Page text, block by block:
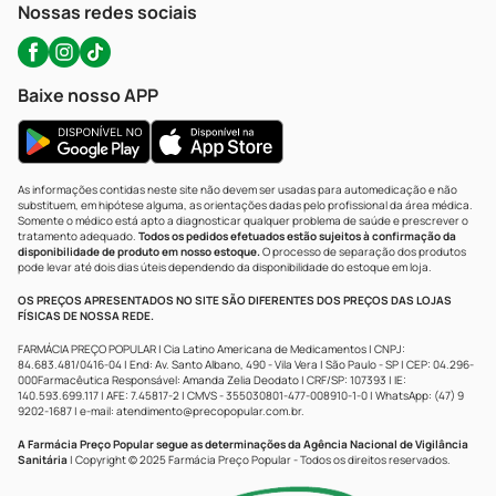
Nossas redes sociais
Baixe nosso APP
As informações contidas neste site não devem ser usadas para automedicação e não
substituem, em hipótese alguma, as orientações dadas pelo profissional da área médica.
Somente o médico está apto a diagnosticar qualquer problema de saúde e prescrever o
tratamento adequado. Todos os pedidos efetuados estão sujeitos à confirmação da
disponibilidade de produto em nosso estoque.O processo de separação dos produtos
pode levar até dois dias úteis dependendo da disponibilidade do estoque em loja.
OS PREÇOS APRESENTADOS NO SITE SÃO DIFERENTES DOS PREÇOS DAS LOJAS
FÍSICAS DE NOSSA REDE.
FARMÁCIA PREÇO POPULAR | Cia Latino Americana de Medicamentos | CNPJ:
84.683.481/0416-04 | End: Av. Santo Albano, 490 - Vila Vera | São Paulo - SP | CEP: 04.296-
000Farmacêutica Responsável: Amanda Zelia Deodato | CRF/SP: 107393 | IE:
140.593.699.117 | AFE: 7.45817-2 | CMVS - 355030801-477-008910-1-0 | WhatsApp: (47) 9
9202-1687 | e-mail: atendimento@precopopular.com.br.
A Farmácia Preço Popular segue as determinações da Agência Nacional de Vigilância
Sanitária | Copyright © 2025 Farmácia Preço Popular - Todos os direitos reservados.